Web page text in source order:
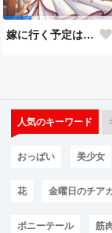
嫁に行く予定は無いのだけれど！
人気のキーワード
おっぱい 美少女
花 金曜日のチア
ポニーテール 筋